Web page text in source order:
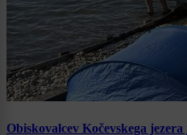
Obiskovalcev Kočevskega